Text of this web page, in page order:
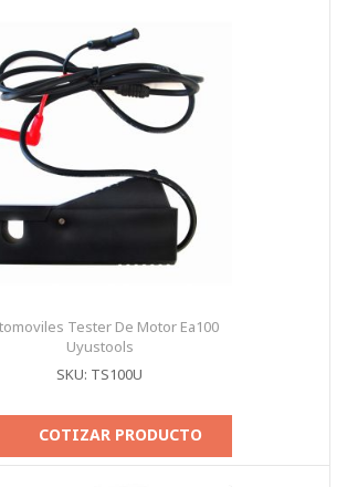
Tester De Motor Ea100
Uyustools
SKU: TS100U
COTIZAR PRODUCTO